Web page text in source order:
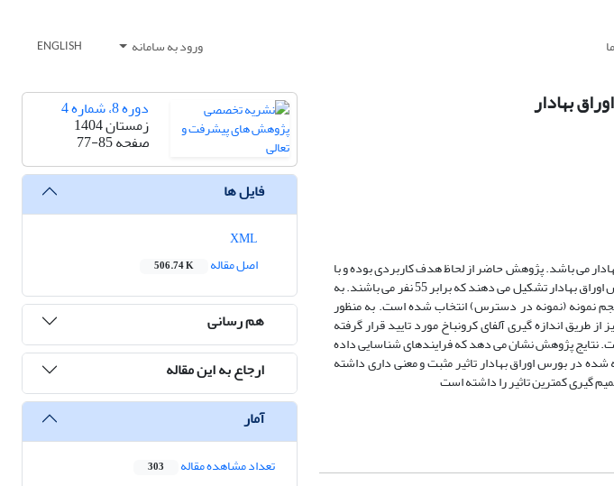
ورود به سامانه ENGLISH
بهادار
می باشد. پژوهش حاضر از لحاظ هدف کاربردی بوده و با
روش توصیفی-پیمایشی انجام گرفته است. جامعه آماری را مدیران صنایع شرکت های صنایع غذایی پذیرفته شده در بورس اوراق بهادار تشکیل می دهند که برابر 55 نفر می باشند. به
نمونه (نمونه در دسترس) انتخاب شده است. به منظور
اندازه گیری آلفای کرونباخ مورد تایید قرار گرفته
نتایج پژوهش نشان می دهد که فرایندهای شناسایی داده
در بورس اوراق بهادار تاثیر مثبت و معنی داری داشته
گیری کمترین تاثیر را داشته است
دوره 8، شماره 4
زمستان 1404
صفحه77-85
فایل ها
اصل مقاله
506.74 K
هم رسانی
ارجاع به این مقاله
آمار
تعداد مشاهده مقاله 303